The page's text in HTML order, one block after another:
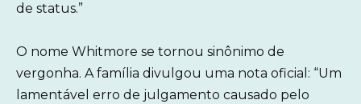
de status.”
O nome Whitmore se tornou sinônimo de
vergonha. A família divulgou uma nota oficial: “Um
lamentável erro de julgamento causado pelo